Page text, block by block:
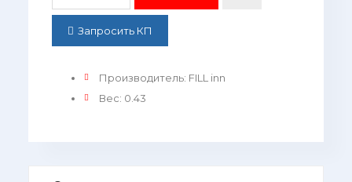
Запросить КП
Производитель: FILL inn
Вес: 0.43